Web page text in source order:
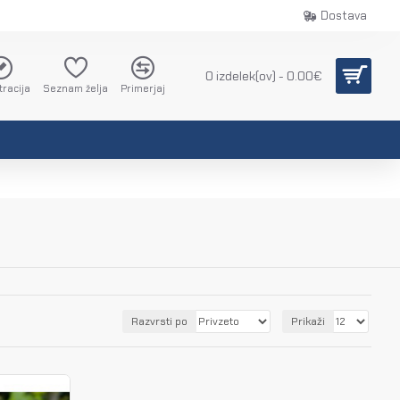
Dostava
Seznam želja Primerjaj
0 izdelek(ov) - 0.00€
Razvrsti po Prikaži